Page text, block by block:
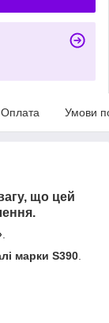
Оплата Умови
що цей
марки S390